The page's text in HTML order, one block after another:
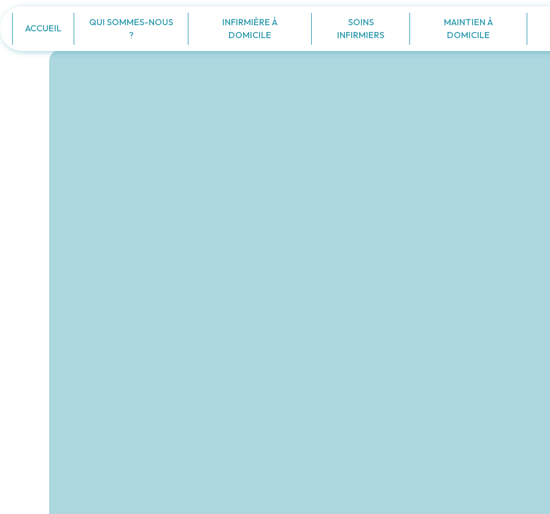
ACCUEIL
QUI SOMMES-NOUS
?
INFIRMIÈRE À
DOMICILE
SOINS
INFIRMIERS
MAINTIEN À
DOMICILE
Panneau de gestion des cookies